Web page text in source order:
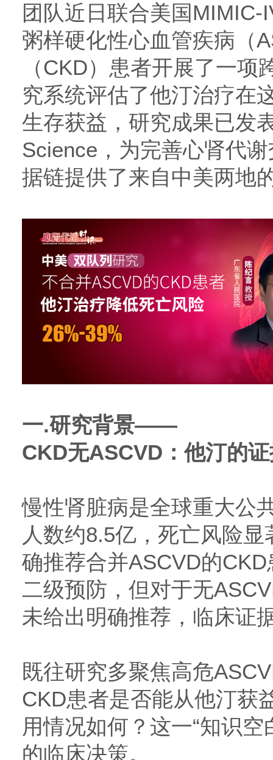
团队近日联合美国
粥样硬化性心血管疾病（
（CKD）患者开展了一
究系统评估了他汀治疗在
生存获益，研究成果已发
Science，为完善心肾代
据链提供了来自中美两地
一.研究背景——
CKD无ASCVD：他汀的
慢性肾脏病是全球重大公
人数约8.5亿，死亡风险
确推荐合并ASCVD的
二级预防，但对于无
未给出明确推荐，临床证
既往研究多聚焦高危
CKD患者是否能从他汀获
用情况如何？这一“知识
的临床决策。